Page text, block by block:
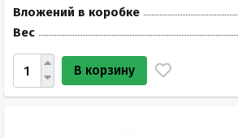
Вложений в коробке
Вес
В корзину